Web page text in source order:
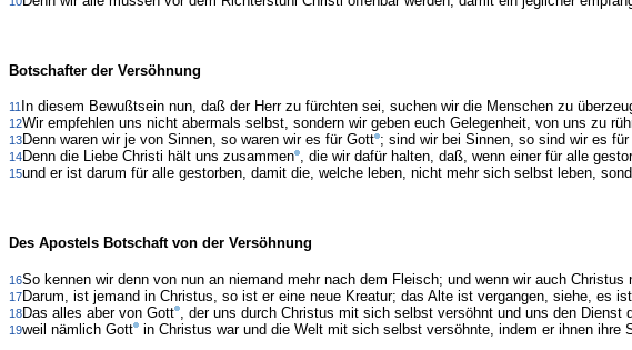
Botschafter der Versöhnung
11 In diesem Bewußtsein nun, daß der Herr zu fürchten sei, suchen wir die Menschen zu
12Wir empfehlen uns nicht abermals selbst, sondern wir geben euch Gelegenheit, von uns zu
13Denn waren wir je von Sinnen, so waren wir es für Gott ; sind wir bei Sinnen, so sind wir es für
14Denn die Liebe Christi hält uns zusammen , die wir dafür halten, daß, wenn einer für alle
15und er ist darum für alle gestorben, damit die, welche leben, nicht mehr sich selbst leben,
Des Apostels Botschaft von der Versöhnung
16So kennen wir denn von nun an niemand mehr nach dem Fleisch; und wenn wir auch
17Darum, ist jemand in Christus, so ist er eine neue Kreatur; das Alte ist vergangen, siehe, es
18Das alles aber von Gott , der uns durch Christus mit sich selbst versöhnt und uns den Dienst
19weil nämlich Gott in Christus war und die Welt mit sich selbst versöhnte, indem er ihnen